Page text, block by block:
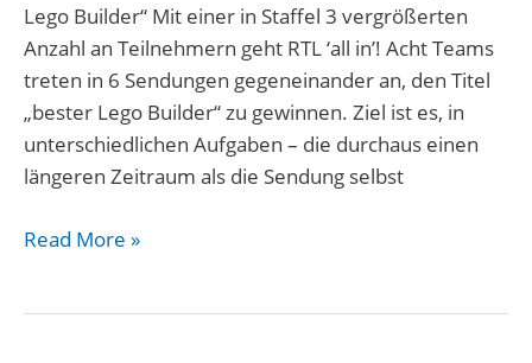
Lego Builder“ Mit einer in Staffel 3 vergrößerten
Anzahl an Teilnehmern geht RTL ‘all in’! Acht Teams
treten in 6 Sendungen gegeneinander an, den Titel
„bester Lego Builder“ zu gewinnen. Ziel ist es, in
unterschiedlichen Aufgaben – die durchaus einen
längeren Zeitraum als die Sendung selbst
Read More »